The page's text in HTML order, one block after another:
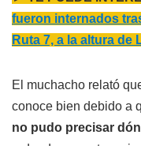
fueron internados
Ruta 7, a la altura de
El muchacho relató
conoce bien debido a
no pudo precisar